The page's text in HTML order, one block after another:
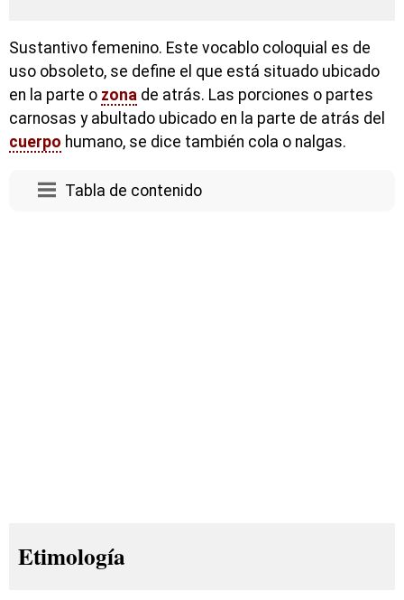
Sustantivo femenino. Este vocablo coloquial es de
uso obsoleto, se define el que está situado ubicado
en la parte o zona de atrás. Las porciones o partes
carnosas y abultado ubicado en la parte de atrás del
cuerpo humano, se dice también cola o nalgas.
Tabla de contenido
Etimología